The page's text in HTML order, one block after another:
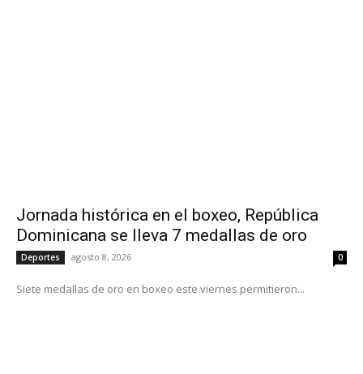
Jornada histórica en el boxeo, República
Dominicana se lleva 7 medallas de oro
Deportes agosto 8, 2026 0
Siete medallas de oro en boxeo este viernes permitieron...